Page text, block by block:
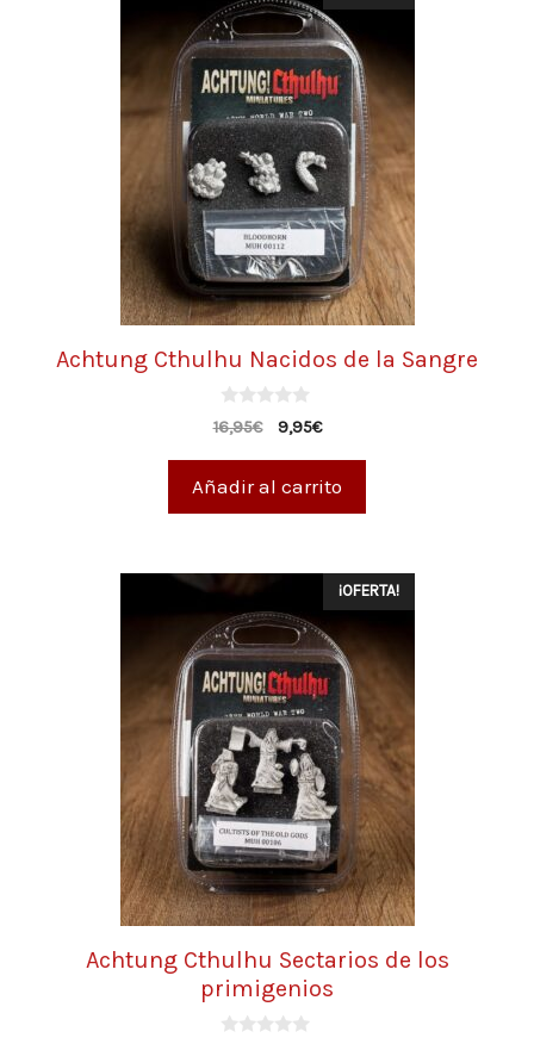
Achtung Cthulhu Nacidos de la Sangre
0
d
16,95€ 9,95€
Añadir al carrito
¡OFERTA!
Achtung Cthulhu Sectarios de los
primigenios